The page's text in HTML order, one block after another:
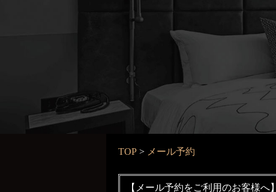
TOP > メール予約
【メール予約をご利用のお客様へ】